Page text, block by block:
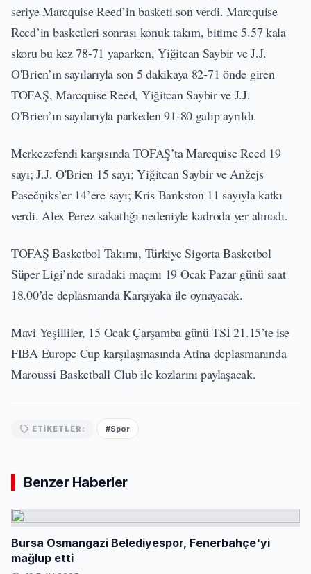
seriye Marcquise Reed’in basketi son verdi. Marcquise
Reed’in basketleri sonrası konuk takım, bitime 5.57 kala
skoru bu kez 78-71 yaparken, Yiğitcan Saybir ve J.J.
O'Brien’ın sayılarıyla son 5 dakikaya 82-71 önde giren
TOFAŞ, Marcquise Reed, Yiğitcan Saybir ve J.J.
O'Brien’ın sayılarıyla parkeden 91-80 galip ayrıldı.
Merkezefendi karşısında TOFAŞ’ta Marcquise Reed 19
sayı; J.J. O'Brien 15 sayı; Yiğitcan Saybir ve Anžejs
Pasečņiks’er 14’ere sayı; Kris Bankston 11 sayıyla katkı
verdi. Alex Perez sakatlığı nedeniyle kadroda yer almadı.
TOFAŞ Basketbol Takımı, Türkiye Sigorta Basketbol
Süper Ligi’nde sıradaki maçını 19 Ocak Pazar günü saat
18.00’de deplasmanda Karşıyaka ile oynayacak.
Mavi Yeşilliler, 15 Ocak Çarşamba günü TSİ 21.15’te ise
FIBA Europe Cup karşılaşmasında Atina deplasmanında
Maroussi Basketball Club ile kozlarını paylaşacak.
ETIKETLER: #Spor
Benzer Haberler
Bursa Osmangazi Belediyespor, Fenerbahçe'yi
mağlup etti